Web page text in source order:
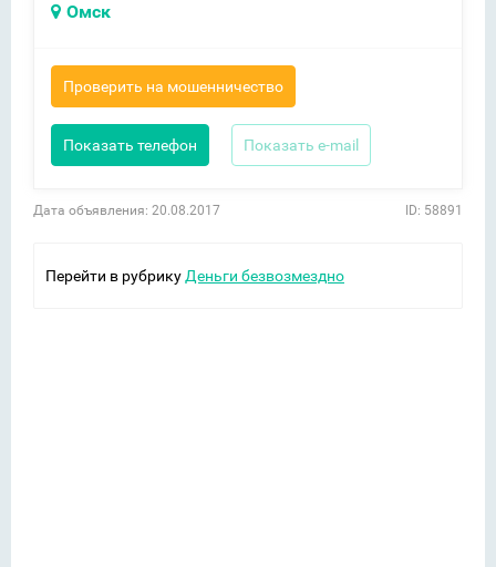
Омск
Проверить на мошенничество
Показать телефон Показать e-mail
Дата объявления: 20.08.2017 ID: 58891
Перейти в рубрику Деньги безвозмездно